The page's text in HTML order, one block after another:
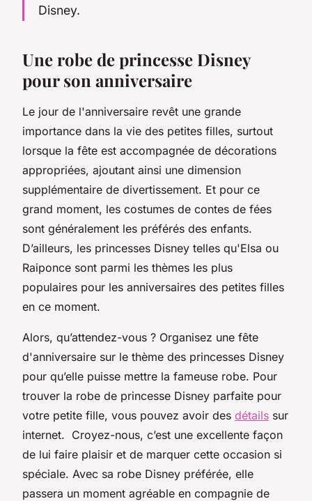
Disney.
Une robe de princesse Disney
pour son anniversaire
Le jour de l'anniversaire revêt une grande
importance dans la vie des petites filles, surtout
lorsque la fête est accompagnée de décorations
appropriées, ajoutant ainsi une dimension
supplémentaire de divertissement. Et pour ce
grand moment, les costumes de contes de fées
sont généralement les préférés des enfants.
D’ailleurs, les princesses Disney telles qu'Elsa ou
Raiponce sont parmi les thèmes les plus
populaires pour les anniversaires des petites filles
en ce moment.
Alors, qu’attendez-vous ? Organisez une fête
d'anniversaire sur le thème des princesses Disney
pour qu’elle puisse mettre la fameuse robe. Pour
trouver la robe de princesse Disney parfaite pour
votre petite fille, vous pouvez avoir des détails sur
internet. Croyez-nous, c’est une excellente façon
de lui faire plaisir et de marquer cette occasion si
spéciale. Avec sa robe Disney préférée, elle
passera un moment agréable en compagnie de